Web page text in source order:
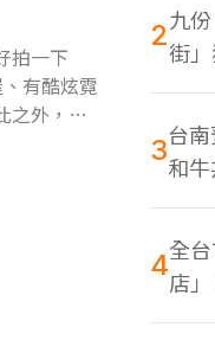
拍一下
有酷炫霓
之外，充
2九
街
色
3台
和
地
4全
店
男